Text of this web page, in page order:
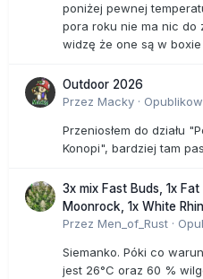
poniżej pewnej
pora roku nie ma nic do
widzę że one są w boxie
Outdoor 2026
Przez Macky ·
Przeniosłem do działu
Konopi", bardziej tam
3x mix Fast Buds, 1x
Moonrock, 1x White
Przez Men_of_Rust ·
Siemanko. Póki co
jest 26°C oraz 60 %